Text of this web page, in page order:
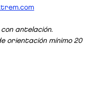
antelación.
orientación mínimo 20